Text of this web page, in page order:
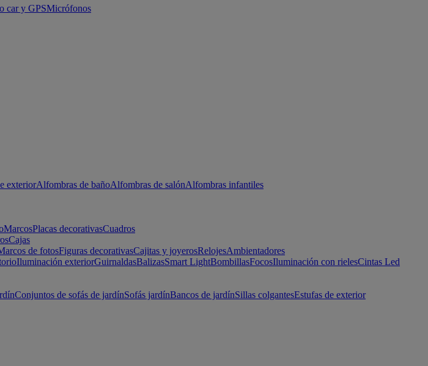
car y GPSMicrófonos
exteriorAlfombras de bañoAlfombras de salónAlfombras infantiles
MarcosPlacas decorativasCuadros
Cajas
de fotosFiguras decorativasCajitas y joyerosRelojesAmbientadores
Iluminación exteriorGuirnaldasBalizasSmart LightBombillasFocosIluminación con rielesCintas Led
Conjuntos de sofás de jardínSofás jardínBancos de jardínSillas colgantesEstufas de exterior